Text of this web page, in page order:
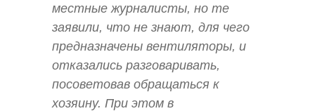
местные журналисты, но те
заявили, что не знают, для чего
предназначены вентиляторы, и
отказались разговаривать,
посоветовав обращаться к
хозяину. При этом в